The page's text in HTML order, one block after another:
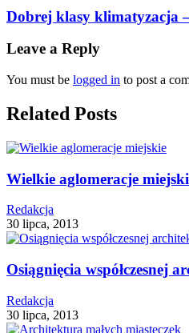
Dobrej klasy klimatyzacja
Leave a Reply
You must be logged in to post a
Related Posts
Wielkie aglomeracje
Redakcja
30 lipca, 2013
Osiągnięcia współczesnej
Redakcja
30 lipca, 2013